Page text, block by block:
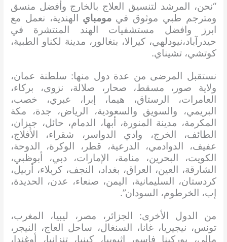
“نحن، المرشد لتنسيق العلاج بالخارج وأفضل منسق
ومترجم طبي موثوق في مومباي الهندية، نعمل مع
ابرز وافضل مستشفيات الهند المنتشرة في
حيدرآباد،نيودلهي، كيرالا، بنغالور، مدينة لكناو الطبية،
كوتشي، تشيناي.
نستقبل المرضى من عدة دول منها: سلطنة عمان،
ولاية صور، مسقط، صحار، صلالة، نزوى، بركاء،
العامرات، الرستاق، هيما، إبرا، عبري، خصب،
البريمي، والسويق والسعودية، الرياض، جدة، مكة
المكرمة، مدينة المنورة، أبها، الدمام، حائل، جيزان،
الطائف، الخرج، وادي الدواسر، شقراء، الأفلاج،
عفيف، الدوادمي، الدرعية، قطر، الوكرة، الدوحة،
الكويت، البحرين، منامة، الإمارات، دبي، أبوظبي،
الشارقة، العين، العراق، بغداد، النجف، كربلاء، أربيل،
كردستان، السليمانية، اليمن، صنعاء، عدن، الحديدة،
إب، الخرطوم، السودان”.
من الدول الأخرى: الجزائر، مصر، ليبيا، المغرب،
تونس، نيجيريا، غانا، السنغال، ساحل العاج، النيجر،
مالي، بوركينا فاسو، إثيوبيا، كينيا، تنزانيا، أوغندا،